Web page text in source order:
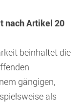
nach Artikel 20
beinhaltet die
gängigen,
als